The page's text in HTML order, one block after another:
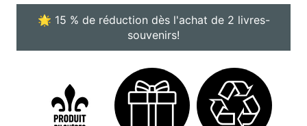
🌟 15 % de réduction dès l'achat de 2 livres-
souvenirs!